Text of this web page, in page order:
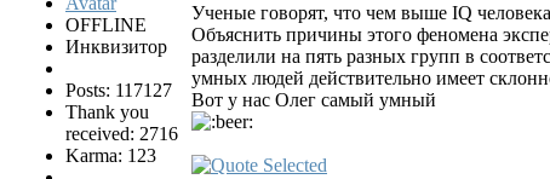
OFFLINE
Инквизитор
Posts: 117127
Thank you
received: 2716
Karma: 123
Ученые говорят, что чем выше IQ
Объяснить причины этого феномена
разделили на пять разных групп в
умных людей действительно имеет
Вот у нас Олег самый умный